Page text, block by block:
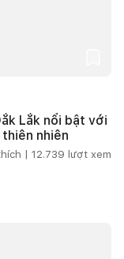
Lắk nổi bật với
nhiên
| 12.739 lượt xem